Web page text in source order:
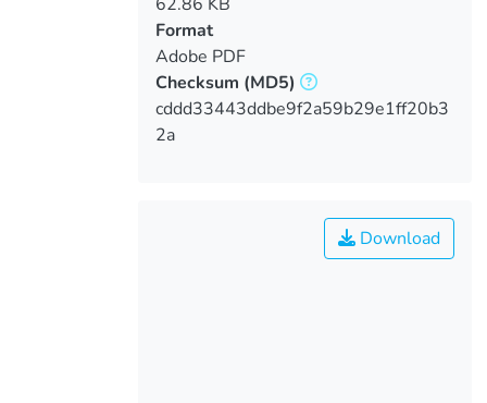
Format
Adobe PDF
Checksum (MD5)
cddd33443ddbe9f2a59b29e1ff20b3
2a
Download